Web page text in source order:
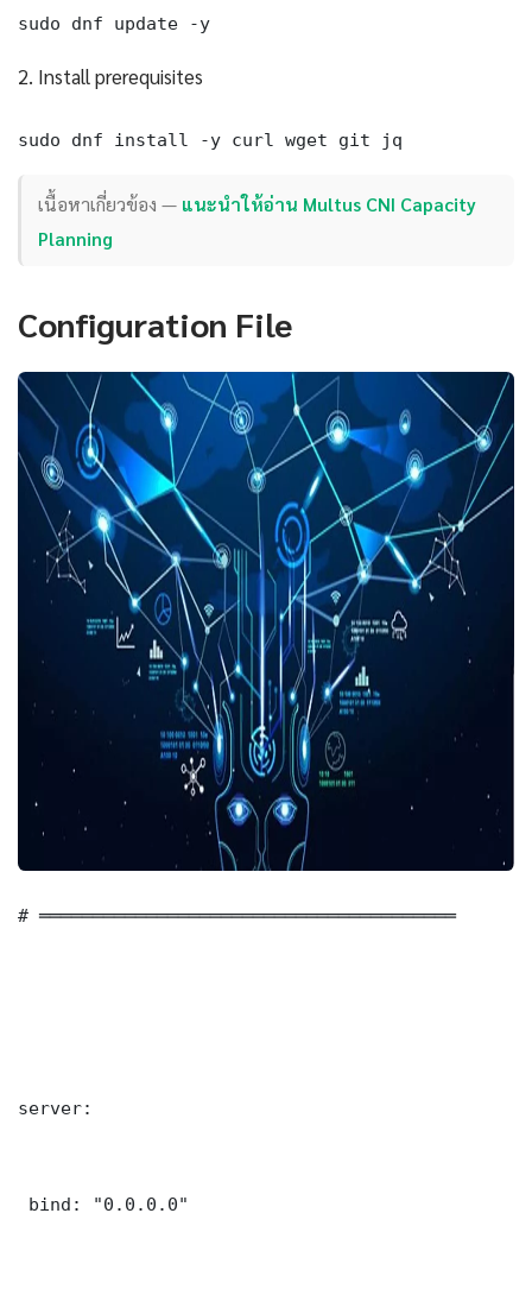
sudo dnf update -y
2. Install prerequisites
sudo dnf install -y curl wget git jq
เนื้อหาเกี่ยวข้อง — แนะนำให้อ่าน Multus CNI Capacity
Planning
Configuration File
# ═══════════════════════════════════════
server:
bind: "0.0.0.0"